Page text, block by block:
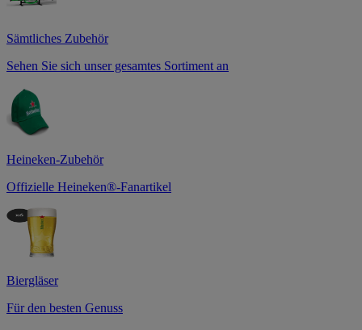
Sämtliches Zubehör
Sehen Sie sich unser gesamtes Sortiment an
Heineken-Zubehör
Offizielle Heineken®-Fanartikel
Biergläser
Für den besten Genuss